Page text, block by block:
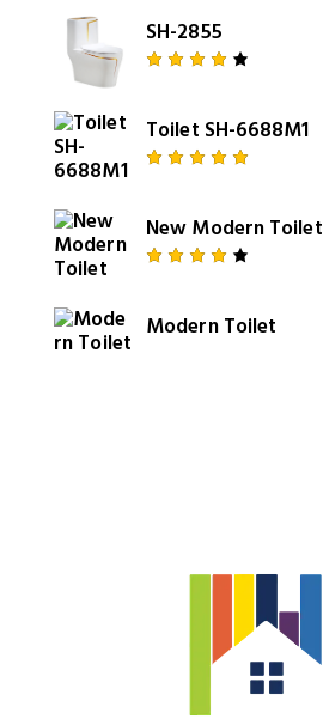
SH-2855
5
Toilet SH-6688M1
New Modern Toilet
5
Modern Toilet